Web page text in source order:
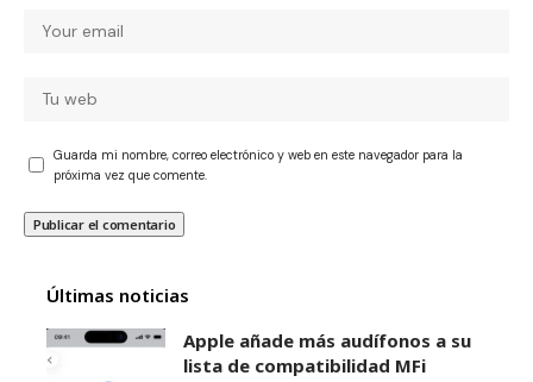
Guarda mi nombre, correo electrónico y web en este navegador para la
próxima vez que comente.
Últimas noticias
Apple añade más audífonos a su
lista de compatibilidad MFi